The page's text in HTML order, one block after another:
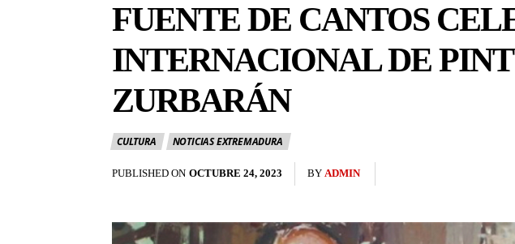
FUENTE DE CANTOS
INTERNACIONAL DE
ZURBARÁN
CULTURA NOTICIAS EXTREMADURA
PUBLISHED ON OCTUBRE 24, 2023 BY ADMIN